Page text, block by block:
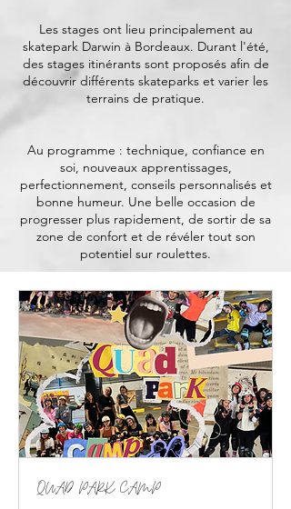
Les stages ont lieu principalement au
skatepark Darwin à Bordeaux. Durant l'été,
des stages itinérants sont proposés afin de
découvrir différents skateparks et varier les
terrains de pratique.
Au programme : technique, confiance en
soi, nouveaux apprentissages,
perfectionnement, conseils personnalisés et
bonne humeur. Une belle occasion de
progresser plus rapidement, de sortir de sa
zone de confort et de révéler tout son
potentiel sur roulettes.
QUAD PARK CAMP